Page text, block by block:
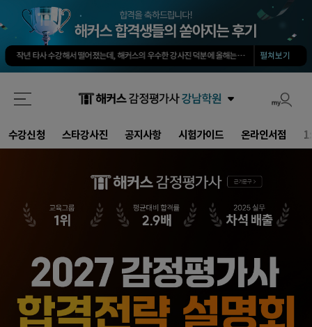
회계 타학원 1타보다 솔직히 500배는 좋아요. 쉽게 고득점 가능합니다.
소*진님
타학원과 비교했을때 가격도 합리적이고, 강의퀄리티가 굉장히 좋아 합격했습니다.
해커스 선생님이 출제하신 동형모의고사 다 풀었는데 적중률 미쳤어요. 시험장에서 깜짝 놀랐습니다.
해커스가 가장 유명하기도 하였고 수업의 퀄리티가 타학원들과 비교하여 남다르다고 생각했습니다.
최대한 적게 공부하면서 합격할 수 있었습니다.-양*성님
타 업계 7년 종사 후 5개월만의 합격, 해커스 덕분에 가능했습니다!-
타학원과 비교했을때 가격도 합리적이고, 강의퀄리티가 굉장히 좋아 합격했습니다.
-김*호님
펼쳐보기
수강신청 스타강사진 공지사항 시험가이드 온라인서점